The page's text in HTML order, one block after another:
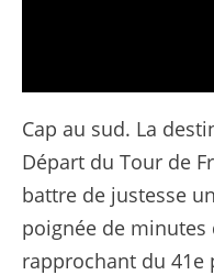
Cap au sud. La
Départ du Tour de
battre de justesse
poignée de
rapprochant du 41e